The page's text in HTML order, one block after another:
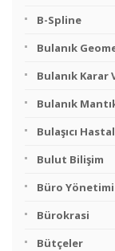
B-Spline
Bulanık
Bulanık Karar
Bulanık
Bulaşıcı
Bulut Bilişim
Büro Yönetimi
Bürokrasi
Bütçeler